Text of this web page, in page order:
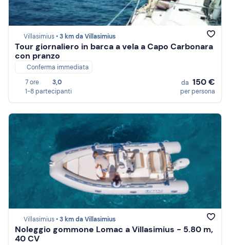
Villasimius •3 km da Villasimius
Tour giornaliero in barca a vela a Capo Carbonara
con pranzo
Conferma immediata
7 ore
3,0
1-8 partecipanti
da 150 €
per persona
Villasimius •3 km da Villasimius
Noleggio gommone Lomac a Villasimius - 5.80 m,
40 CV